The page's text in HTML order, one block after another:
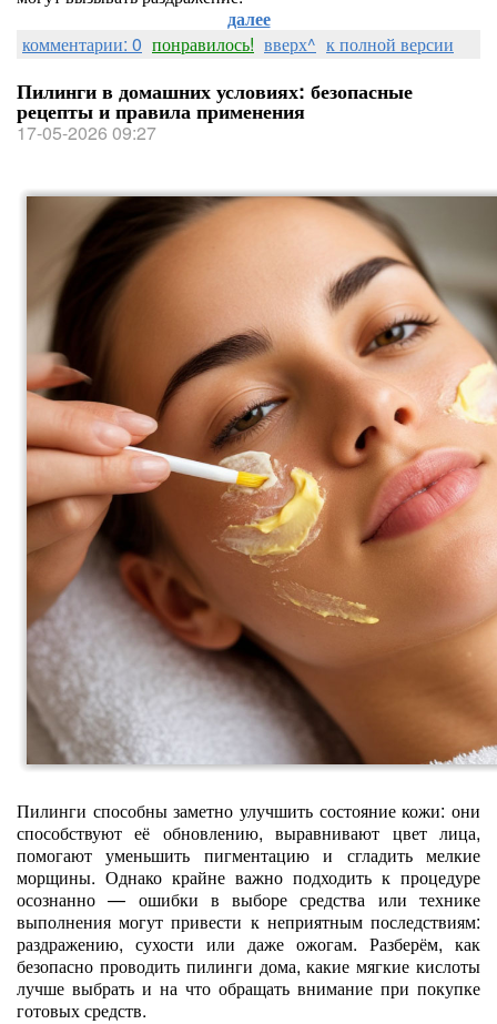
далее
комментарии: 0 понравилось! вверх^ к полной версии
Пилинги в домашних условиях: безопасные
рецепты и правила применения
17-05-2026 09:27
Пилинги способны заметно улучшить состояние кожи: они
способствуют её обновлению, выравнивают цвет лица,
помогают уменьшить пигментацию и сгладить мелкие
морщины. Однако крайне важно подходить к процедуре
осознанно — ошибки в выборе средства или технике
выполнения могут привести к неприятным последствиям:
раздражению, сухости или даже ожогам. Разберём, как
безопасно проводить пилинги дома, какие мягкие кислоты
лучше выбрать и на что обращать внимание при покупке
готовых средств.